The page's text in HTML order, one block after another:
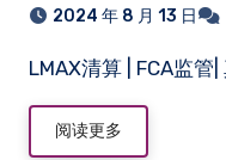
2024 年 8 月 13 日
LMAX清算 | FCA监
阅读更多